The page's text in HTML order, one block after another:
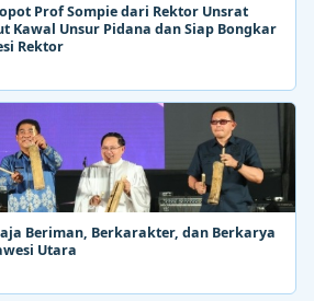
Prof Sompie dari Rektor Unsrat
Kawal Unsur Pidana dan Siap Bongkar
Rektor
Beriman, Berkarakter, dan Berkarya
Utara